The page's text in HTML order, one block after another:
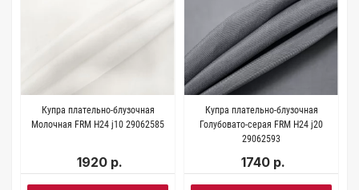
Купра плательно-блузочная
Молочная FRM H24 j10 29062585
1920 р.
Купра плательно-блузочная
Голубовато-серая FRM H24 j20
29062593
1740 р.